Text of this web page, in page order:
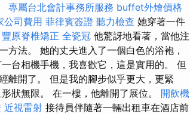
專屬台北會計事務所服務 buffet外燴價格
公司費用 菲律賓簽證 聽力檢查 她穿著一件
豐原脊椎矯正 全瓷冠 他驚訝地看著，當他注
法。 她的丈夫進入了一個白色的浴袍，
台相機手機，我喜歡它，這是實用的。 但
離開了。 但是我的腳步似乎更大，更緊
狀無限。 在一樓，他離開了展位。 開飲機
近視雷射 接待員伴隨著一輛出租車在酒店前